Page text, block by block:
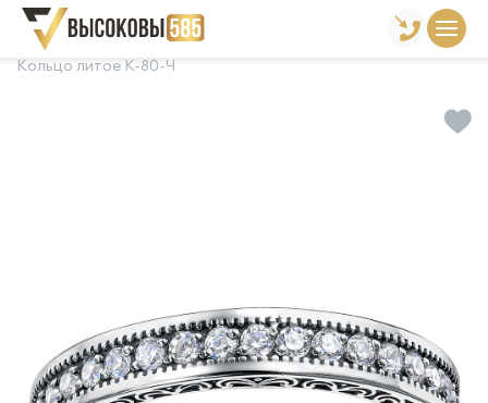
Главная Склад готовой продукции
Кольцо литое К-80-Ч